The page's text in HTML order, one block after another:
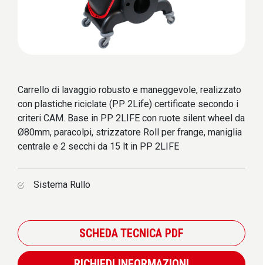
Carrello di lavaggio robusto e maneggevole, realizzato
con plastiche riciclate (PP 2Life) certificate secondo i
criteri CAM. Base in PP 2LIFE con ruote silent wheel da
Ø80mm, paracolpi, strizzatore Roll per frange, maniglia
centrale e 2 secchi da 15 lt in PP 2LIFE
Sistema Rullo
SCHEDA TECNICA PDF